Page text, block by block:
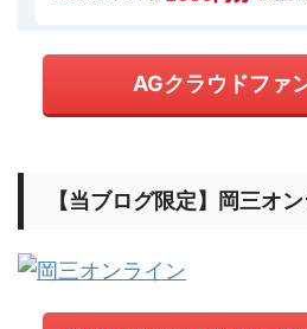
AGクラウドファ
【当ブログ限定】岡三オ